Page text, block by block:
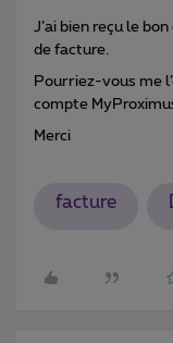
J’ai bien reçu le
de facture.
Pourriez-vous me
compte
Merci
facture